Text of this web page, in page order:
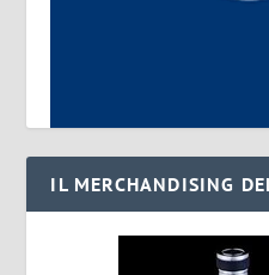
IL MERCHANDISING